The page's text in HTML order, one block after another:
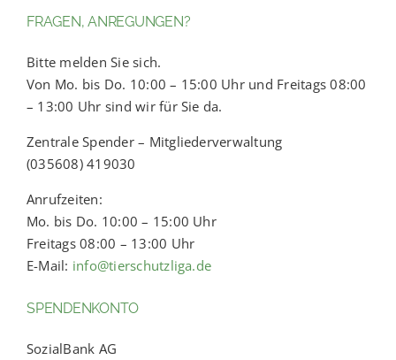
FRAGEN, ANREGUNGEN?
Bitte melden Sie sich.
Von Mo. bis Do. 10:00 – 15:00 Uhr und Freitags 08:00
– 13:00 Uhr sind wir für Sie da.
Zentrale Spender – Mitgliederverwaltung
(035608) 419030
Anrufzeiten:
Mo. bis Do. 10:00 – 15:00 Uhr
Freitags 08:00 – 13:00 Uhr
E-Mail: info@tierschutzliga.de
SPENDENKONTO
SozialBank AG